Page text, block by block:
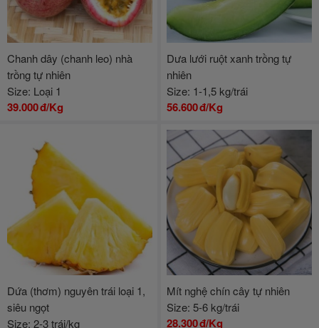
Chanh dây (chanh leo) nhà
trồng tự nhiên
Size: Loại 1
39.000đ/Kg
Dưa lưới ruột xanh trồng tự
nhiên
Size: 1-1,5 kg/trái
56.600đ/Kg
Dứa (thơm) nguyên trái loại 1,
siêu ngọt
Size: 2-3 trái/kg
Mít nghệ chín cây tự nhiên
Size: 5-6 kg/trái
28.300đ/Kg